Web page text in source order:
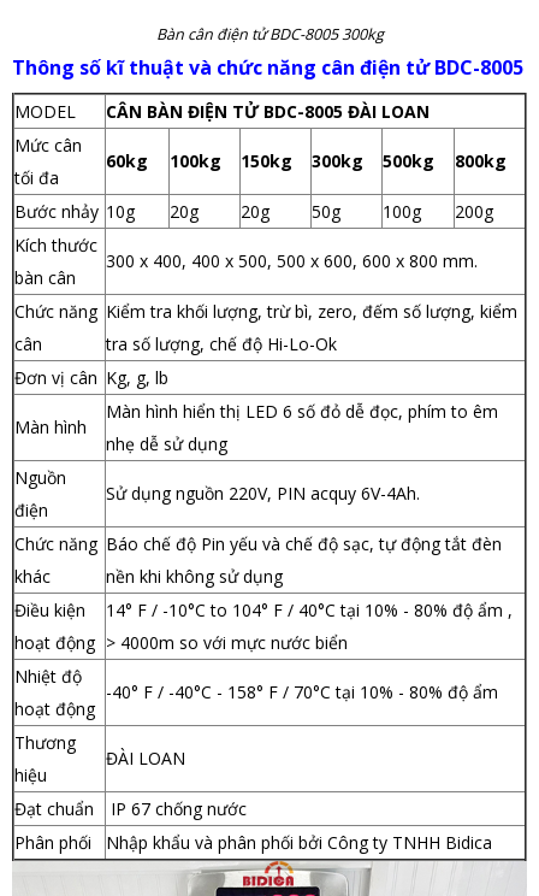
Bàn cân điện tử BDC-8005 300kg
Thông số kĩ thuật và chức năng cân điện tử BDC-8005
MODEL
CÂN BÀN ĐIỆN TỬ BDC-8005 ĐÀI LOAN
Mức cân
tối đa
60kg 100kg 150kg 300kg 500kg 800kg
Bước nhảy 10g 20g 20g 50g 100g
200g
Kích thước
bàn cân
300 x 400, 400 x 500, 500 x 600, 600 x 800 mm.
Chức năng
cân
Kiểm tra khối lượng, trừ bì, zero, đếm số lượng, kiểm
tra số lượng, chế độ Hi-Lo-Ok
Đơn vị cân Kg, g, lb
Màn hình
Màn hình hiển thị LED 6 số đỏ dễ đọc, phím to êm
nhẹ dễ sử dụng
Nguồn
điện
Sử dụng nguồn 220V, PIN acquy 6V-4Ah.
Chức năng
khác
Báo chế độ Pin yếu và chế độ sạc, tự động tắt đèn
nền khi không sử dụng
Điều kiện
hoạt động
14° F / -10°C to 104° F / 40°C tại 10% - 80% độ ẩm ,
> 4000m so với mực nước biển
Nhiệt độ
hoạt động
-40° F / -40°C - 158° F / 70°C tại 10% - 80% độ ẩm
Thương
hiệu
ĐÀI LOAN
Đạt chuẩn
IP 67 chống nước
Phân phối
Nhập khẩu và phân phối bởi Công ty TNHH Bidica